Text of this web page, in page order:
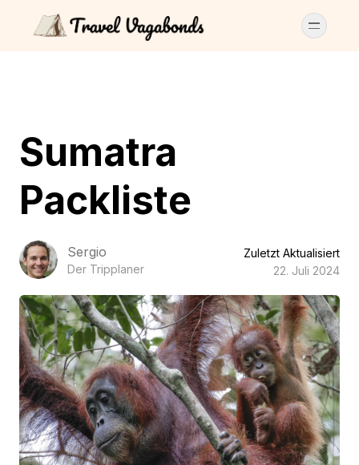
Sumatra
Packliste
Sergio
Der Tripplaner
Zuletzt Aktualisiert
22. Juli 2024